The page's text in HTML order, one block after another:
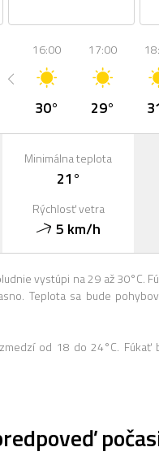
16:00
30°
17:00
29°
Minimálna teplota
21°
Rýchlosť vetra
5 km/h
vystúpi na 29 až 30°C.
Teplota sa bude
od 18 do 24°C.